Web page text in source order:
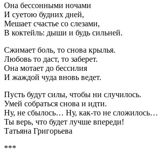
Она бессонными ночами
И суетою будних дней,
Мешает счастье со слезами,
В коктейль: дыши и будь сильней.
Сжимает боль, то снова крылья.
Любовь то даст, то заберет.
Она мотает до бессилия
И жаждой чуда вновь ведет.
Пусть будут силы, чтобы ни случилось.
Умей собраться снова и идти.
Ну, не сбылось… Ну, как-то не сложилось…
Ты верь, что будет лучше впереди!
Татьяна Григорьева
***